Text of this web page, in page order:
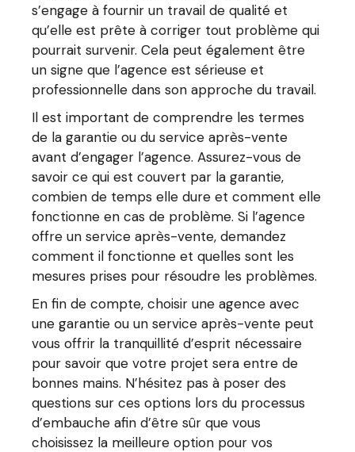
s’engage à fournir un travail de qualité et
qu’elle est prête à corriger tout problème qui
pourrait survenir. Cela peut également être
un signe que l’agence est sérieuse et
professionnelle dans son approche du travail.
Il est important de comprendre les termes
de la garantie ou du service après-vente
avant d’engager l’agence. Assurez-vous de
savoir ce qui est couvert par la garantie,
combien de temps elle dure et comment elle
fonctionne en cas de problème. Si l’agence
offre un service après-vente, demandez
comment il fonctionne et quelles sont les
mesures prises pour résoudre les problèmes.
En fin de compte, choisir une agence avec
une garantie ou un service après-vente peut
vous offrir la tranquillité d’esprit nécessaire
pour savoir que votre projet sera entre de
bonnes mains. N’hésitez pas à poser des
questions sur ces options lors du processus
d’embauche afin d’être sûr que vous
choisissez la meilleure option pour vos